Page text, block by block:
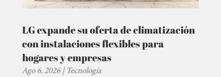
LG expande su oferta de climatización
con instalaciones flexibles para
hogares y empresas
Ago 6, 2026|Tecnología